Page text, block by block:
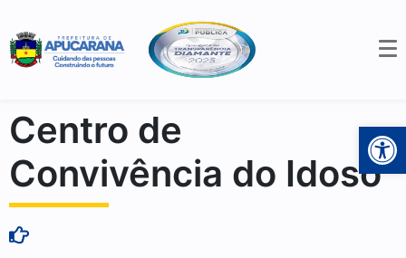
Centro de
Convivência do Idoso